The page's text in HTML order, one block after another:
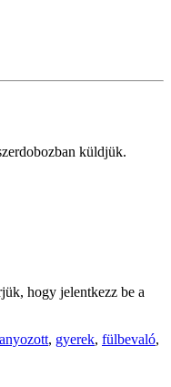
küldjük.
hogy jelentkezz be a
, gyerek, fülbevaló,